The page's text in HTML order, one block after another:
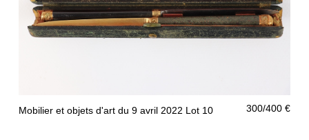
Mobilier et objets d'art du 9 avril 2022 Lot 10 300/400 €